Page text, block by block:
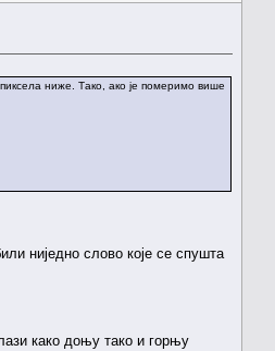
ниже. Тако, ако је померимо више
ниједно слово које се спушта
како доњу тако и горњу